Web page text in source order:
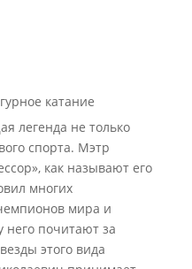
катание
легенда не только
спорта. Мэтр
как называют его
многих
мира и
него почитают за
этого вида